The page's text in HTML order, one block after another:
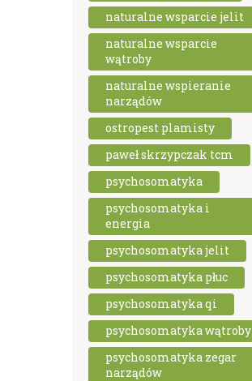
naturalne wsparcie jelit
naturalne wsparcie
wątroby
naturalne wspieranie
narządów
ostropest plamisty
paweł skrzypczak tcm
psychosomatyka
psychosomatyka i
energia
psychosomatyka jelit
psychosomatyka płuc
psychosomatyka qi
psychosomatyka wątroby
psychosomatyka zegar
narządów